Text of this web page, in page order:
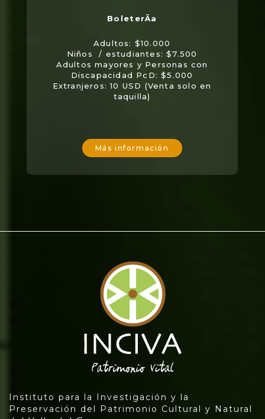
Adultos: $10.000
Niños / estudiantes: $7.500
Adultos mayores y Personas con
Discapacidad PcD: $5.000
Extranjeros: 10 USD (Venta solo en
taquilla)
Más información
Instituto para la Investigación y la
Preservación del Patrimonio Cultural y Natural